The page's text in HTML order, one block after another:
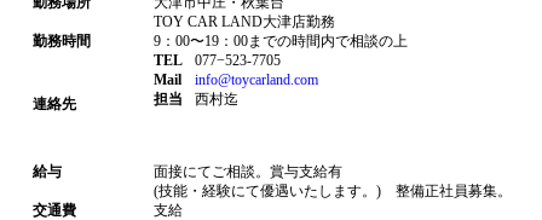
TOY CAR LAND大津店勤務
勤務時間
9：00〜19：00までの時間内で相談の上
連絡先
TEL
Mail
担当
077−523-7705
info@toycarland.com
西村迄
給与
面接にてご相談。賞与支給有
(技能・経験にて優遇いたします。) 整備正社員募集。
交通費
支給